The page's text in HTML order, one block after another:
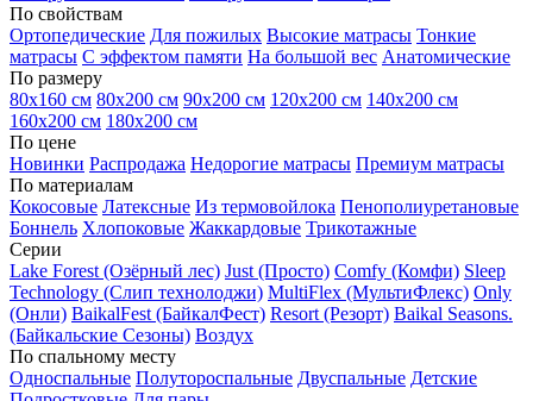
По свойствам
Ортопедические Для пожилых Высокие матрасы Тонкие
матрасы С эффектом памяти На большой вес Анатомические
По размеру
80х160 см 80х200 см 90х200 см 120х200 см 140х200 см
160х200 см 180х200 см
По цене
Новинки Распродажа Недорогие матрасы Премиум матрасы
По материалам
Кокосовые Латексные Из термовойлока Пенополиуретановые
Боннель Хлопоковые Жаккардовые Трикотажные
Серии
Lake Forest (Озёрный лес) Just (Просто) Comfy (Комфи) Sleep
Technology (Слип технолоджи) MultiFlex (МультиФлекс) Only
(Онли) BaikalFest (БайкалФест) Resort (Резорт) Baikal Seasons.
(Байкальские Сезоны) Воздух
По спальному месту
Односпальные Полутороспальные Двуспальные Детские